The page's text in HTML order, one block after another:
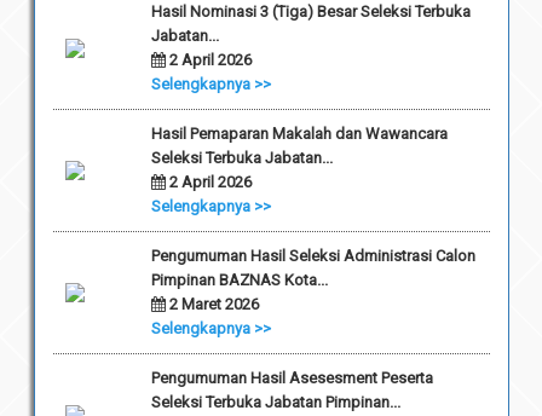
Hasil Nominasi 3 (Tiga) Besar Seleksi Terbuka
Jabatan...
2 April 2026
Selengkapnya >>
Hasil Pemaparan Makalah dan Wawancara
Seleksi Terbuka Jabatan...
2 April 2026
Selengkapnya >>
Pengumuman Hasil Seleksi Administrasi Calon
Pimpinan BAZNAS Kota...
2 Maret 2026
Selengkapnya >>
Pengumuman Hasil Asesesment Peserta
Seleksi Terbuka Jabatan Pimpinan...